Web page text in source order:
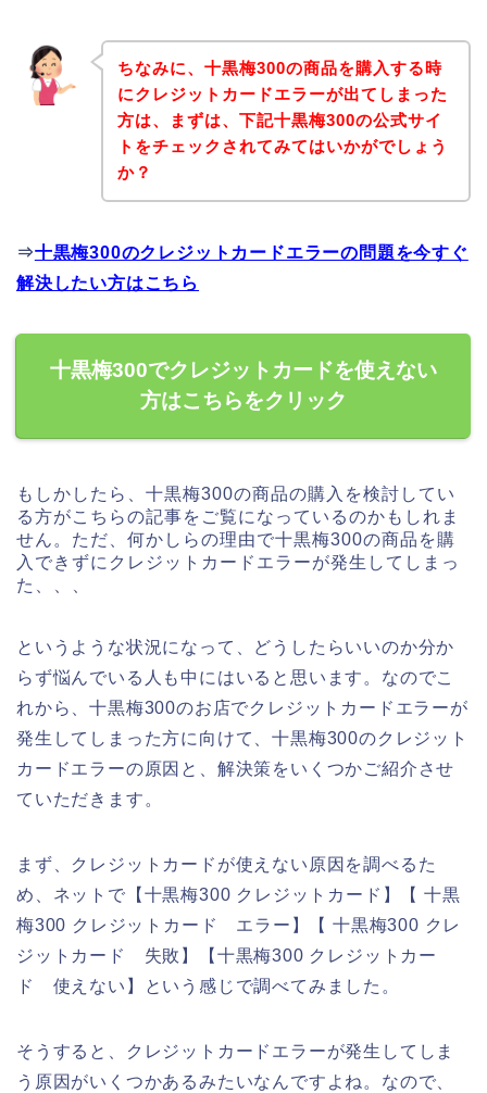
ちなみに、十黒梅300の商品を購入する時
にクレジットカードエラーが出てしまった
方は、まずは、下記十黒梅300の公式サイ
トをチェックされてみてはいかがでしょう
か？
⇒十黒梅300のクレジットカードエラーの問題を今すぐ
解決したい方はこちら
十黒梅300でクレジットカードを使えない
方はこちらをクリック
もしかしたら、十黒梅300の商品の購入を検討してい
る方がこちらの記事をご覧になっているのかもしれま
せん。ただ、何かしらの理由で十黒梅300の商品を購
入できずにクレジットカードエラーが発生してしまっ
た、、、
というような状況になって、どうしたらいいのか分か
らず悩んでいる人も中にはいると思います。なのでこ
れから、十黒梅300のお店でクレジットカードエラーが
発生してしまった方に向けて、十黒梅300のクレジット
カードエラーの原因と、解決策をいくつかご紹介させ
ていただきます。
まず、クレジットカードが使えない原因を調べるた
め、ネットで【十黒梅300 クレジットカード】【 十黒
梅300 クレジットカード エラー】【 十黒梅300 クレ
ジットカード 失敗】【十黒梅300 クレジットカー
ド 使えない】という感じで調べてみました。
そうすると、クレジットカードエラーが発生してしま
う原因がいくつかあるみたいなんですよね。なので、